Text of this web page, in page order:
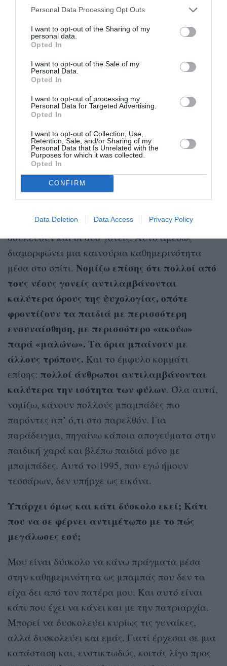
Personal Data Processing Opt Outs
I want to opt-out of the Sharing of my
personal data.
Opted In
I want to opt-out of the Sale of my
Personal Data.
Opted In
I want to opt-out of processing my
Personal Data for Targeted Advertising.
Opted In
I want to opt-out of Collection, Use,
Retention, Sale, and/or Sharing of my
Personal Data that Is Unrelated with the
Purposes for which it was collected.
Opted In
CONFIRM
Data Deletion Data Access Privacy Policy
το καθρεφτίζει. Μπορεί, για παράδειγμα, να
σου. Με το παιδί πρέπει να νικήσεις αυτό το
εμπόδιο μέσα σου για να το οριοθετήσεις. Οπότε
σε φέρνει αντιμέτωπο με τον εαυτό σου και, αν
είσαι ανοιχτός, σε βελτιώνει κιόλας.
Τι γίνεται σήμερα με τους μπαμπάδες;
Νιώθεις ότι ανήκεις σε μια κατηγορία
μπαμπάδων πιο παρόντων; Ή επιβιώνουν
ακόμη στεγανά;
Σίγουρα κάποια στεγανά επιβιώνουν, αλλά
πολλά αλλάζουν. Καταρχάς, η ζωή είναι πολύ
δεκαετίες. Στη συντριπτική πλειονότητα πια
δουλεύουν και οι δύο γονείς. Αυτό αμέσως
διαμορφώνει μια καινούρια καθημερινότητα
μέσα στο σπίτι. Νομίζω επίσης ότι πολλοί από
τους νέους γονείς αντιλαμβάνονται
καλύτερα όρους της ψυχολογίας, οπότε
φροντίζουν τα παιδιά με περισσότερη
ενσυναίσθηση, με περισσότερο «ακούω»
παρά «μαλώνω». Τα όρια μπαίνουν με
άλλους τρόπους. Και το έμφυλο κομμάτι
επίσης: πολλοί άνθρωποι αντιλαμβάνονται
καλύτερα την ισότητα των φύλων. Όλα αυτά,
νομίζω, κάνουν πολλούς μπαμπάδες πιο
παρόντες απ’ ό,τι στο παρελθόν. Για
παράδειγμα, πηγαίνω κάποια απογεύματα στην
παιδική χαρά και βλέπω παιδιά μόνο με
μπαμπάδες. Αυτό το 1995, που εγώ ήμουν
τεσσάρων, δεν υπήρχε ως εικόνα.
Υπάρχει όμως και κάτι δύσκολο εκεί; Κάτι
που να σε φέρνει αντιμέτωπο με το πώς
μεγάλωσες εσύ;
Μου είναι δύσκολο να κάνω πράγματα μέσα
στην καθημερινότητα ως μπαμπάς που δεν τα
είχα δει από τον πατέρα μου. Και αυτό είναι
κάτι που έχει να κάνει και με την πατριαρχία.
Μπορεί να δυσκολεύει κυρίως τις γυναίκες,
αλλά δυσκολεύει και εμάς. Γιατί έρχεσαι σε μια
κατάσταση και, ενστικτωδώς, κοιτάς λίγο προς